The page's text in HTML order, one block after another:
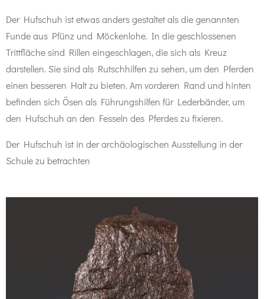
Der Hufschuh ist etwas anders gestaltet als die genannten
Funde aus Pfünz und Möckenlohe. In die geschlossenen
Trittfläche sind Rillen eingeschlagen, die sich als Kreuz
darstellen. Sie sind als Rutschhilfen zu sehen, um den Pferden
einen besseren Halt zu bieten. Am vorderen Rand und hinten
befinden sich Ösen als Führungshilfen für Lederbänder, um
den Hufschuh an den Fesseln des Pferdes zu fixieren.
Der Hufschuh ist in der archäologischen Ausstellung in der
Schule zu betrachten